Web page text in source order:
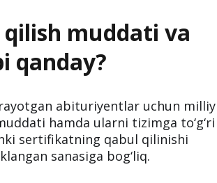
muddati va
qanday?
abituriyentlar uchun milliy
hamda ularni tizimga to‘g‘ri
sertifikatning qabul qilinishi
sanasiga bog‘liq.